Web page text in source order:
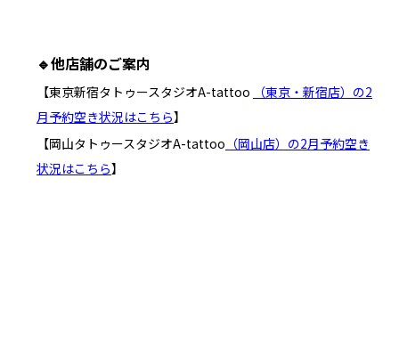
🔹他店舗のご案内
【東京新宿タトゥースタジオA-tattoo
（東京・新宿店）の2
月予約空き状況はこちら】
【岡山タトゥースタジオA-tattoo （岡山店）の2月予約空き
状況はこちら】